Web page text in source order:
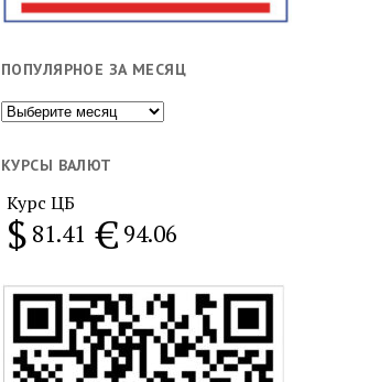
ПОПУЛЯРНОЕ ЗА МЕСЯЦ
Популярное
месяц
КУРСЫ ВАЛЮТ
Курс ЦБ
$ 81.41 € 94.06